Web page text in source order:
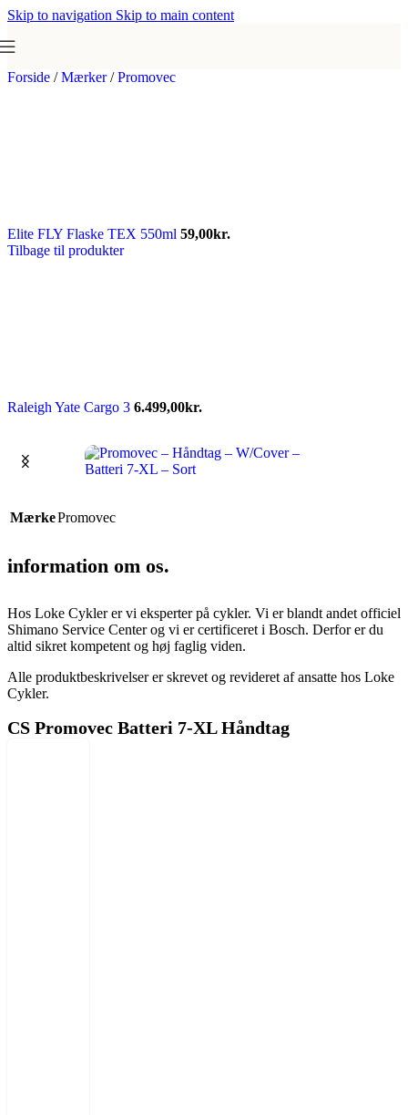
Skip to navigation Skip to main content
Forside / Mærker/ Promovec
Elite FLY Flaske TEX 550ml 59,00kr.
Tilbage til produkter
Raleigh Yate Cargo 3 6.499,00kr.
MærkePromovec
information om os.
Hos Loke Cykler er vi eksperter på cykler. Vi er blandt andet officiel
Shimano Service Center og vi er certificeret i Bosch. Derfor er du
altid sikret kompetent og høj faglig viden.
Alle produktbeskrivelser er skrevet og revideret af ansatte hos Loke
Cykler.
CS Promovec Batteri 7-XL Håndtag